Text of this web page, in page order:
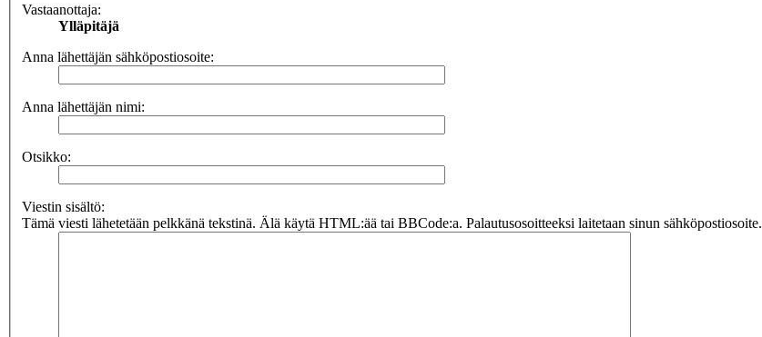
Vastaanottaja:
Ylläpitäjä
Anna lähettäjän sähköpostiosoite:
Anna lähettäjän nimi:
Otsikko:
Viestin sisältö:
Tämä viesti lähetetään pelkkänä tekstinä. Älä käytä HTML:ää tai BBCode:a. Palautusosoitteeksi laitetaan sinun sähköpostiosoite.